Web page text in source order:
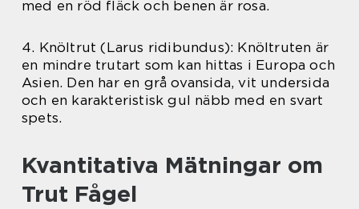
med en röd fläck och benen är rosa.
4. Knöltrut (Larus ridibundus): Knöltruten är
en mindre trutart som kan hittas i Europa och
Asien. Den har en grå ovansida, vit undersida
och en karakteristisk gul näbb med en svart
spets.
Kvantitativa Mätningar om
Trut Fågel